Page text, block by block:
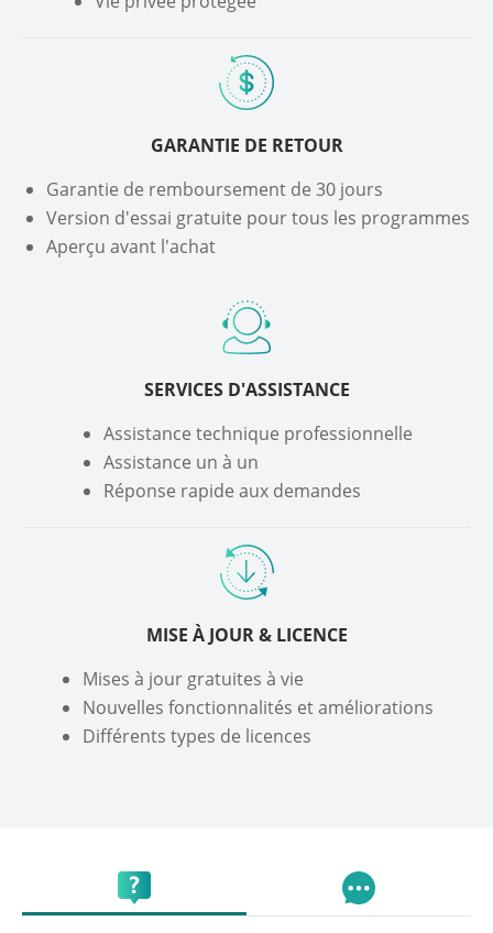
GARANTIE DE RETOUR
Garantie de remboursement de 30 jours
Version d'essai gratuite pour tous les programmes
Aperçu avant l'achat
SERVICES D'ASSISTANCE
Assistance technique professionnelle
Assistance un à un
Réponse rapide aux demandes
MISE À JOUR & LICENCE
Mises à jour gratuites à vie
Nouvelles fonctionnalités et améliorations
Différents types de licences